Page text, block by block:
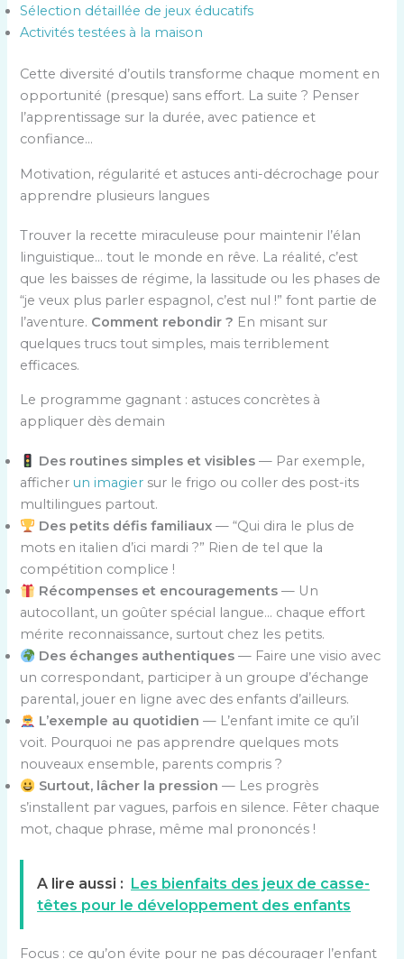
Sélection détaillée de jeux éducatifs
Activités testées à la maison
Cette diversité d’outils transforme chaque moment en
opportunité (presque) sans effort. La suite ? Penser
l’apprentissage sur la durée, avec patience et
confiance…
Motivation, régularité et astuces anti-décrochage pour
apprendre plusieurs langues
Trouver la recette miraculeuse pour maintenir l’élan
linguistique… tout le monde en rêve. La réalité, c’est
que les baisses de régime, la lassitude ou les phases de
“je veux plus parler espagnol, c’est nul !” font partie de
l’aventure. Comment rebondir ? En misant sur
quelques trucs tout simples, mais terriblement
efficaces.
Le programme gagnant : astuces concrètes à
appliquer dès demain
Des routines simples et visibles — Par exemple,
afficher un imagier sur le frigo ou coller des post-its
multilingues partout.
Des petits défis familiaux — “Qui dira le plus de
mots en italien d’ici mardi ?” Rien de tel que la
compétition complice !
Récompenses et encouragements — Un
autocollant, un goûter spécial langue… chaque effort
mérite reconnaissance, surtout chez les petits.
Des échanges authentiques — Faire une visio avec
un correspondant, participer à un groupe d’échange
parental, jouer en ligne avec des enfants d’ailleurs.
L’exemple au quotidien — L’enfant imite ce qu’il
voit. Pourquoi ne pas apprendre quelques mots
nouveaux ensemble, parents compris ?
Surtout, lâcher la pression — Les progrès
s’installent par vagues, parfois en silence. Fêter chaque
mot, chaque phrase, même mal prononcés !
A lire aussi : Les bienfaits des jeux de casse-
têtes pour le développement des enfants
Focus : ce qu’on évite pour ne pas décourager l’enfant